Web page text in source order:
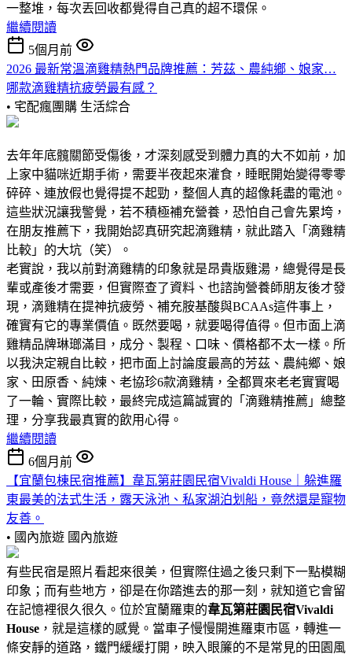
一整堆，每次丟回收都覺得自己真的超不環保。
繼續閱讀
5個月前
2026 最新常溫滴雞精熱門品牌推薦：芳茲、農純鄉、娘家…
哪款滴雞精抗疲勞最有感？
• 宅配瘋團購 生活綜合
去年年底髖關節受傷後，才深刻感受到體力真的大不如前，加
上家中貓咪近期手術，需要半夜起來灌食，睡眠開始變得零零
碎碎、連放假也覺得提不起勁，整個人真的超像耗盡的電池。
這些狀況讓我警覺，若不積極補充營養，恐怕自己會先累垮，
在朋友推薦下，我開始認真研究起滴雞精，就此踏入「滴雞精
比較」的大坑（笑）。
老實說，我以前對滴雞精的印象就是昂貴版雞湯，總覺得是長
輩或產後才需要，但實際查了資料、也諮詢營養師朋友後才發
現，滴雞精在提神抗疲勞、補充胺基酸與BCAAs這件事上，
確實有它的專業價值。既然要喝，就要喝得值得。但市面上滴
雞精品牌琳瑯滿目，成分、製程、口味、價格都不太一樣。所
以我決定親自比較，把市面上討論度最高的芳茲、農純鄉、娘
家、田原香、純煉、老協珍6款滴雞精，全都買來老老實實喝
了一輪、實際比較，最終完成這篇誠實的「滴雞精推薦」總整
理，分享我最真實的飲用心得。
繼續閱讀
6個月前
【宜蘭包棟民宿推薦】韋瓦第莊園民宿Vivaldi House｜躲進羅
東最美的法式生活，露天泳池、私家湖泊划船，竟然還是寵物
友善。
• 國內旅遊 國內旅遊
有些民宿是照片看起來很美，但實際住過之後只剩下一點模糊
印象；而有些地方，卻是在你踏進去的那一刻，就知道它會留
在記憶裡很久很久。位於宜蘭羅東的韋瓦第莊園民宿Vivaldi
House ，就是這樣的感覺。當車子慢慢開進羅東市區，轉進一
條安靜的道路，鐵門緩緩打開，映入眼簾的不是常見的田園風